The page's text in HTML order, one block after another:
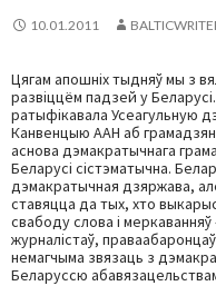
10.01.2011
Цягам апошніх тыдняў мы з
развіццём падзей у
ратыфікавала Усеагульную
Канвенцыю ААН аб
аснова дэмакратычнага
Беларусі сістэматычна.
дэмакратычная дзяржава,
ставяцца да тых, хто
свабоду слова і меркаванняў
журналістаў,
немагчыма звязаць з
Беларуссю